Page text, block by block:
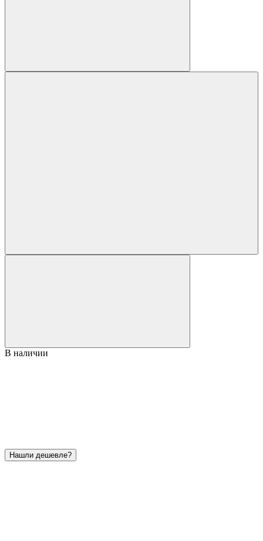
В наличии
Нашли дешевле?